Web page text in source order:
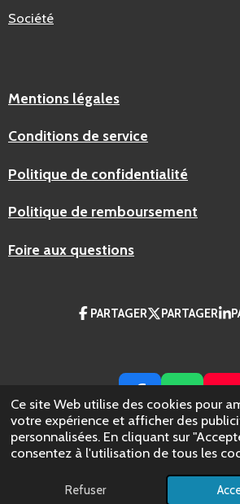
Ce site Web utilise des cookies pour
votre expérience et afficher des
personnalisées. En cliquant sur
consentez à l'utilisation de tous les
Refuser
Société
Mentions légales
Conditions de service
Politique de confidentialité
Politique de remboursement
Foire aux questions
PARTAGER PARTAGER
F
A
C
E
W
H
A
T
S
Y
O
U
T
U
© 2024 AZ Packaging France